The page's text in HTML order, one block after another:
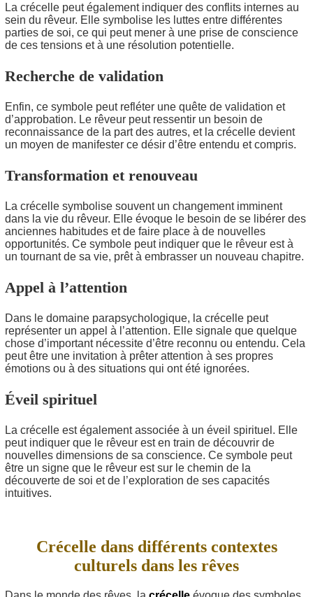
La crécelle peut également indiquer des conflits internes au
sein du rêveur. Elle symbolise les luttes entre différentes
parties de soi, ce qui peut mener à une prise de conscience
de ces tensions et à une résolution potentielle.
Recherche de validation
Enfin, ce symbole peut refléter une quête de validation et
d’approbation. Le rêveur peut ressentir un besoin de
reconnaissance de la part des autres, et la crécelle devient
un moyen de manifester ce désir d’être entendu et compris.
Transformation et renouveau
La crécelle symbolise souvent un changement imminent
dans la vie du rêveur. Elle évoque le besoin de se libérer des
anciennes habitudes et de faire place à de nouvelles
opportunités. Ce symbole peut indiquer que le rêveur est à
un tournant de sa vie, prêt à embrasser un nouveau chapitre.
Appel à l’attention
Dans le domaine parapsychologique, la crécelle peut
représenter un appel à l’attention. Elle signale que quelque
chose d’important nécessite d’être reconnu ou entendu. Cela
peut être une invitation à prêter attention à ses propres
émotions ou à des situations qui ont été ignorées.
Éveil spirituel
La crécelle est également associée à un éveil spirituel. Elle
peut indiquer que le rêveur est en train de découvrir de
nouvelles dimensions de sa conscience. Ce symbole peut
être un signe que le rêveur est sur le chemin de la
découverte de soi et de l’exploration de ses capacités
intuitives.
Crécelle dans différents contextes
culturels dans les rêves